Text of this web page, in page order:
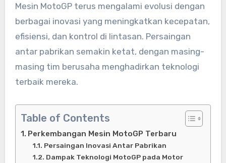
Mesin MotoGP terus mengalami evolusi dengan
berbagai inovasi yang meningkatkan kecepatan,
efisiensi, dan kontrol di lintasan. Persaingan
antar pabrikan semakin ketat, dengan masing-
masing tim berusaha menghadirkan teknologi
terbaik mereka.
Table of Contents
Perkembangan Mesin MotoGP Terbaru
Persaingan Inovasi Antar Pabrikan
Dampak Teknologi MotoGP pada Motor